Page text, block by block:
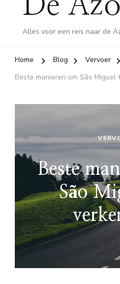
Alles voor een reis naar de
Home Blog
Vervoer
Beste manieren om São Miguel
Beste
São